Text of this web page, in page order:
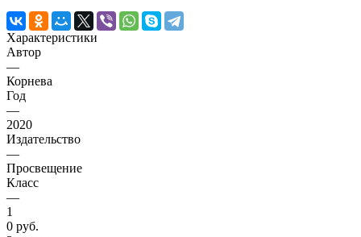
Характеристики
Автор
—
Корнева
Год
—
2020
Издательство
—
Просвещение
Класс
—
1
0 руб.